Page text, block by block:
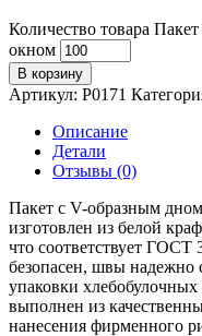
Количество товара
окном
В корзину
Артикул: P0171
Описание
Детали
Отзывы (0)
Пакет с V-образным
изготовлен из белой
что соответствует ГОСТ
безопасен, швы надежно
упаковки
выполнен из
нанесения фирменного